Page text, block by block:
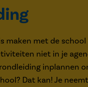
maken met de school
niet in je
inplannen
Dat kan! Je